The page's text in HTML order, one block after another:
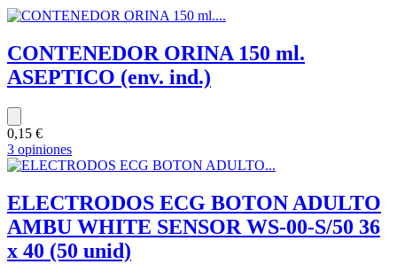
CONTENEDOR ORINA 150 ml.
ASEPTICO (env. ind.)
0,15 €
3 opiniones
ELECTRODOS ECG BOTON ADULTO
AMBU WHITE SENSOR WS-00-S/50 36
x 40 (50 unid)